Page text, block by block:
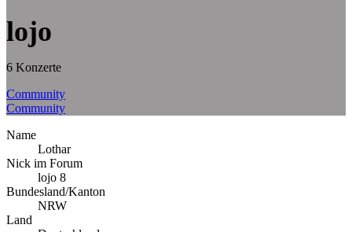
lojo
6 Konzerte
Community
Community
Name
Lothar
Nick im Forum
lojo 8
Bundesland/Kanton
NRW
Land